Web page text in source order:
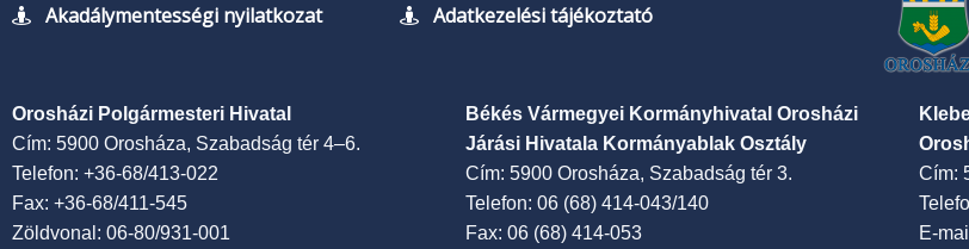
Akadálymentességi nyilatkozat Adatkezelési tájékoztató
Orosházi Polgármesteri Hivatal
Cím: 5900 Orosháza, Szabadság tér 4–6.
Telefon: +36-68/413-022
Fax: +36-68/411-545
Zöldvonal: 06-80/931-001
Békés Vármegyei Kormányhivatal Orosházi
Járási Hivatala Kormányablak Osztály
Cím: 5900 Orosháza, Szabadság tér 3.
Telefon: 06 (68) 414-043/140
Fax: 06 (68) 414-053
Cím:
E-